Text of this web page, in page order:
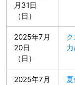
月31日
（日）
2025年7月
20日
（日）
2025年7月